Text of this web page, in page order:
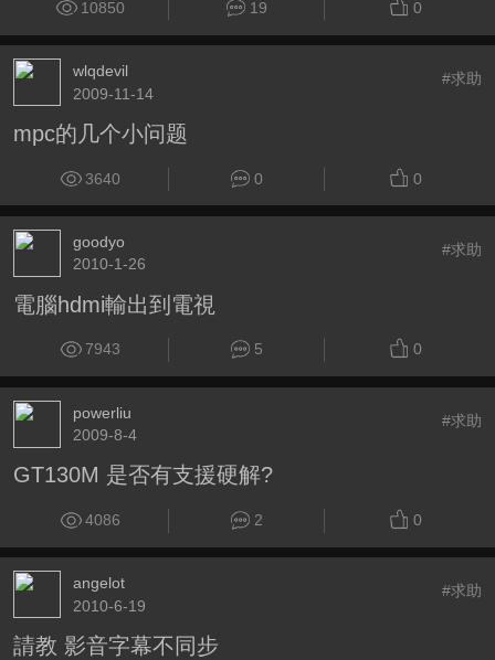
10850 19 0
wlqdevil
2009-11-14
#求助
mpc的几个小问题
3640 0 0
goodyo
2010-1-26
#求助
電腦hdmi輸出到電視
7943 5 0
powerliu
2009-8-4
#求助
GT130M 是否有支援硬解?
4086 2 0
angelot
2010-6-19
#求助
請教 影音字幕不同步